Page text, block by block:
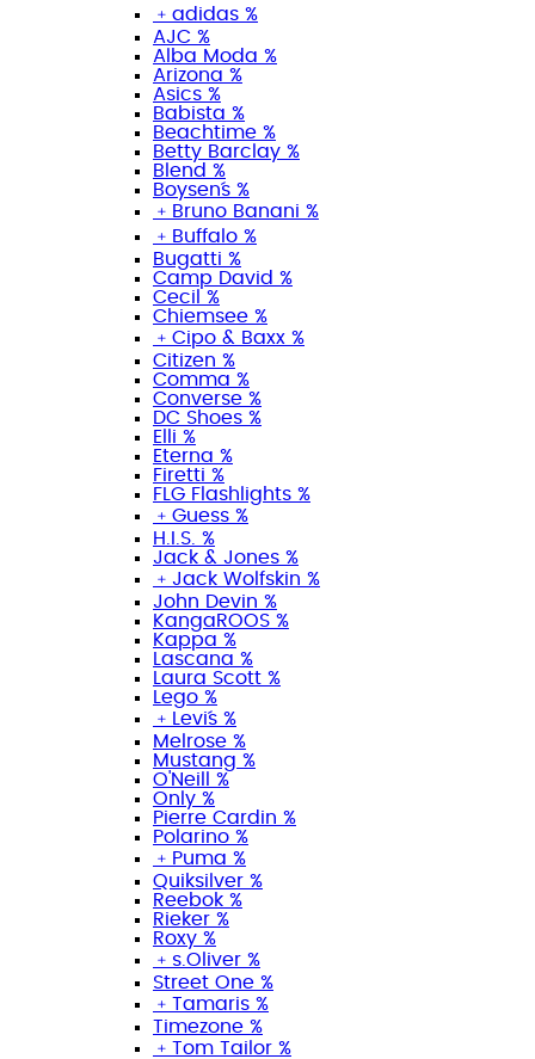
﹢ adidas %
AJC %
Alba Moda %
Arizona %
Asics %
Babista %
Beachtime %
Betty Barclay %
Blend %
Boysen´s %
﹢ Bruno Banani %
﹢ Buffalo %
Bugatti %
Camp David %
Cecil %
Chiemsee %
﹢ Cipo & Baxx %
Citizen %
Comma %
Converse %
DC Shoes %
Elli %
Eterna %
Firetti %
FLG Flashlights %
﹢ Guess %
H.I.S. %
Jack & Jones %
﹢ Jack Wolfskin %
John Devin %
KangaROOS %
Kappa %
Lascana %
Laura Scott %
Lego %
﹢
Levi´s %
Melrose %
Mustang %
O'Neill %
Only %
Pierre Cardin %
Polarino %
﹢ Puma %
Quiksilver %
Reebok %
Rieker %
Roxy %
﹢ s.Oliver %
Street One %
﹢ Tamaris %
Timezone %
﹢ Tom Tailor %